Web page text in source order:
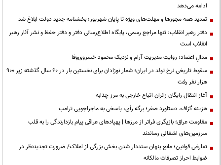
ادامه می‌دهد
تمدید همه مجوزها و مهلت‌های ویژه تا پایان شهریور؛ بخشنامه جدید دولت ابلاغ شد
دفتر رهبر انقلاب: تنها مراجع رسمی، پایگاه اطلاع‌رسانی دفتر و دفتر حفظ و نشر آثار رهبر
انقلاب است
مدالِ اعتماد؛ روایت مدیریت آرام و نزدیک محمود خسروی‌وفا
سقوط تاریخی نرخ تولد در ایران؛ شمار نوزادان برای نخستین بار در ۶۰ سال گذشته زیر ۹۰۰
هزار نفر رفت
آغاز انتقال رایگان زائران اتباع خارجی به مرز چذابه
هزینه گزاف، دستاورد صفر؛ برگه رأی، پاسخی به ماجراجویی ترامپ
مقاومت عراق؛ بازیگری فراتر از مرزها | پهپادهای عراقی پیام بازدارندگی را به قلب
سرزمین‌های اشغالی رساندند
تعارض قوانین؛ مانع پنهان سنددار شدن بخش بزرگی از املاک/ ضرورت تجدیدنظر در
ضوابط احراز تصرفات مالکانه